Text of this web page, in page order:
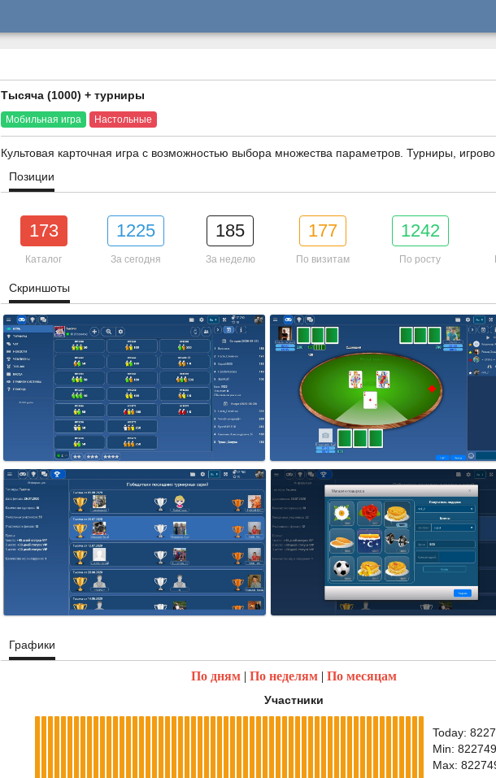
Тысяча (1000) + турниры
Мобильная игра Настольные
Культовая карточная игра с возможностью выбора множества параметров. Турниры,
Позиции
173
Каталог
1225
За сегодня
185
За неделю
177
По визитам
1242
По росту
Скриншоты
Графики
По дням |По неделям |По месяцам
Участники
Today:
Min: 822749
Max: